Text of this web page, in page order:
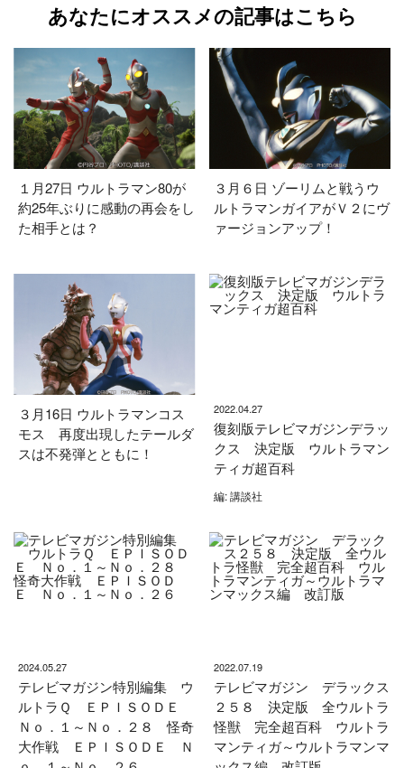
あなたにオススメの記事はこちら
１月27日 ウルトラマン80が
約25年ぶりに感動の再会をし
た相手とは？
３月６日 ゾーリムと戦うウ
ルトラマンガイアがＶ２にヴ
ァージョンアップ！
３月16日 ウルトラマンコス
モス 再度出現したテールダ
スは不発弾とともに！
2022.04.27
復刻版テレビマガジンデラッ
クス 決定版 ウルトラマン
ティガ超百科
編: 講談社
2024.05.27
テレビマガジン特別編集 ウ
ルトラＱ ＥＰＩＳＯＤＥ
Ｎｏ．１～Ｎｏ．２８ 怪奇
大作戦 ＥＰＩＳＯＤＥ Ｎ
2022.07.19
テレビマガジン デラックス
２５８ 決定版 全ウルトラ
怪獣 完全超百科 ウルトラ
マンティガ～ウルトラマンマ